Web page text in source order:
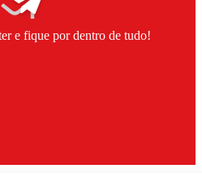
e fique por dentro de tudo!